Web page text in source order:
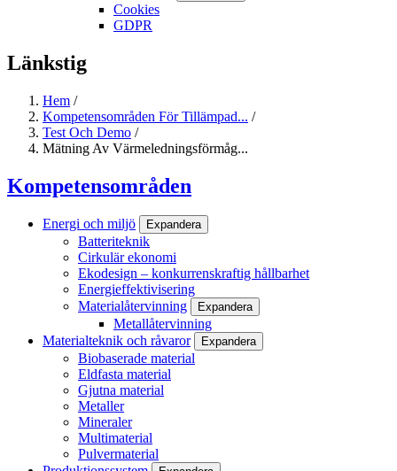
Cookies
GDPR
Länkstig
Hem /
Kompetensområden För Tillämpad... /
Test Och Demo /
Mätning Av Värmeledningsförmåg...
Kompetensområden
Energi och miljö Expandera
Batteriteknik
Cirkulär ekonomi
Ekodesign – konkurrenskraftig hållbarhet
Energieffektivisering
Materialåtervinning
Expandera
Metallåtervinning
Materialteknik och råvaror
Expandera
Biobaserade material
Eldfasta material
Gjutna material
Metaller
Mineraler
Multimaterial
Pulvermaterial